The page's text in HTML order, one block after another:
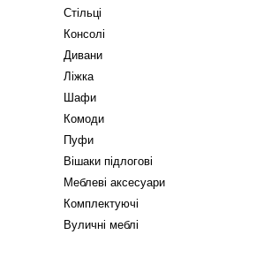
Стільці
Консолі
Дивани
Ліжка
Шафи
Комоди
Пуфи
Вішаки підлогові
Меблеві аксесуари
Комплектуючі
Вуличні меблі